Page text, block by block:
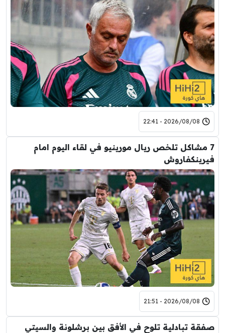
2026/08/08 - 22:41
7 مشاكل تلخص ريال مورينيو في لقاء اليوم امام
فيرينكفاروش
2026/08/08 - 21:51
صفقة تبادلية تلوح في الأفق بين برشلونة والسيتي